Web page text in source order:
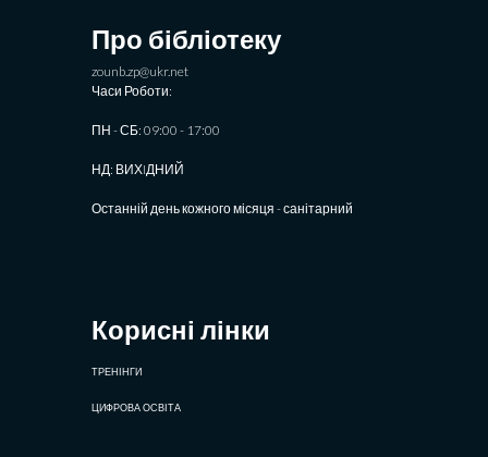
Про бібліотеку
zounb.zp@ukr.net
Часи Роботи:
ПН - СБ: 09:00 - 17:00
НД: ВИХIДНИЙ
Останній день кожного місяця - санітарний
Корисні лінки
ТРЕНІНГИ
ЦИФРОВА ОСВІТА